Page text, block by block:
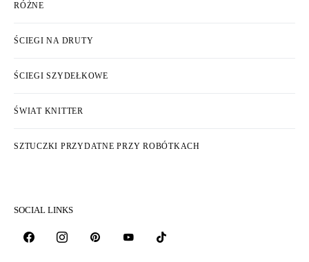
RÓŻNE
ŚCIEGI NA DRUTY
ŚCIEGI SZYDEŁKOWE
ŚWIAT KNITTER
SZTUCZKI PRZYDATNE PRZY ROBÓTKACH
SOCIAL LINKS